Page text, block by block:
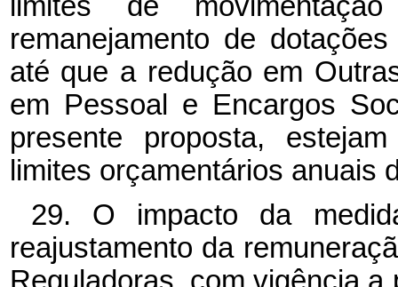
remanejamento de
até que a redução em
em Pessoal e Encargos
presente proposta,
limites orçamentários anuais
29. O impacto da
reajustamento da